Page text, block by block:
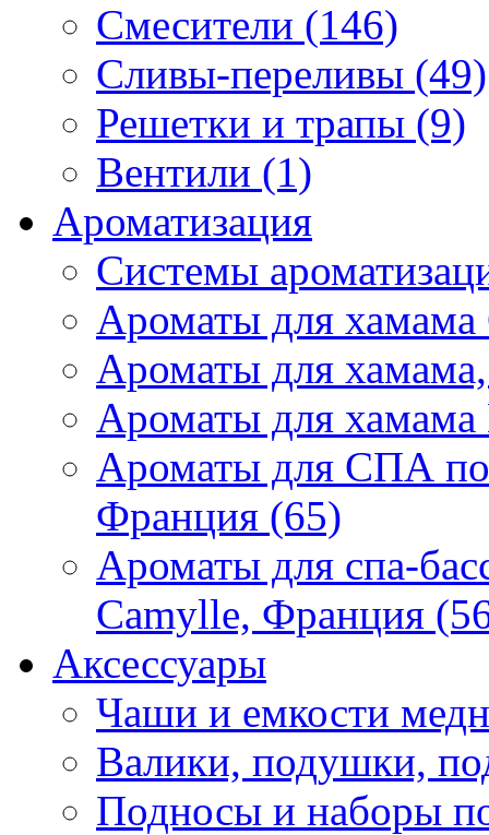
Смесители (146)
Сливы-переливы (49)
Решетки и трапы (9)
Вентили (1)
Ароматизация
Системы
Ароматы для
Ароматы для
Ароматы для
Ароматы для СПА
Франция (65)
Ароматы для спа-
Camylle, Франция
Аксессуары
Чаши и емкости
Валики, подушки,
Подносы и наборы